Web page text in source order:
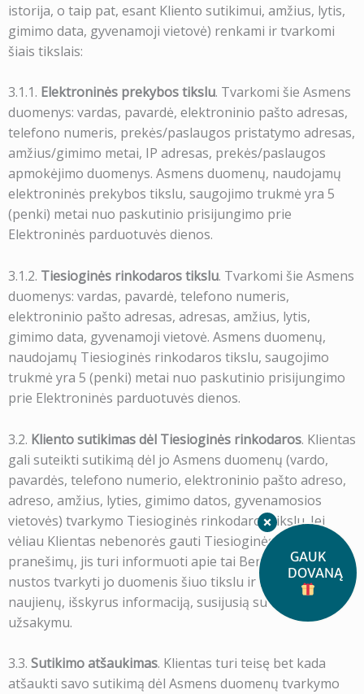
istorija, o taip pat, esant Kliento sutikimui, amžius, lytis,
gimimo data, gyvenamoji vietovė) renkami ir tvarkomi
šiais tikslais:
3.1.1. Elektroninės prekybos tikslu. Tvarkomi šie Asmens
duomenys: vardas, pavardė, elektroninio pašto adresas,
telefono numeris, prekės/paslaugos pristatymo adresas,
amžius/gimimo metai, IP adresas, prekės/paslaugos
apmokėjimo duomenys. Asmens duomenų, naudojamų
elektroninės prekybos tikslu, saugojimo trukmė yra 5
(penki) metai nuo paskutinio prisijungimo prie
Elektroninės parduotuvės dienos.
3.1.2. Tiesioginės rinkodaros tikslu. Tvarkomi šie Asmens
duomenys: vardas, pavardė, telefono numeris,
elektroninio pašto adresas, adresas, amžius, lytis,
gimimo data, gyvenamoji vietovė. Asmens duomenų,
naudojamų Tiesioginės rinkodaros tikslu, saugojimo
trukmė yra 5 (penki) metai nuo paskutinio prisijungimo
prie Elektroninės parduotuvės dienos.
3.2. Kliento sutikimas dėl Tiesioginės rinkodaros. Klientas
gali suteikti sutikimą dėl jo Asmens duomenų (vardo,
pavardės, telefono numerio, elektroninio pašto adreso,
adreso, amžius, lyties, gimimo datos, gyvenamosios
vietovės) tvarkymo Tiesioginės rinkodaros tikslu. Jei
vėliau Klientas nebenorės gauti Tiesioginės rinkodaros
pranešimų, jis turi informuoti apie tai Bendrovę, kuri
nustos tvarkyti jo duomenis šiuo tikslu ir nesiųs
naujienų, išskyrus informaciją, susijusią su Kliento
užsakymu.
3.3. Sutikimo atšaukimas. Klientas turi teisę bet kada
atšaukti savo sutikimą dėl Asmens duomenų tvarkymo
GAUK
DOVANĄ